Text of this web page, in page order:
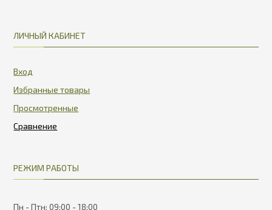
ЛИЧНЫЙ КАБИНЕТ
Вход
Избранные товары
Просмотренные
РЕЖИМ РАБОТЫ
Пн - Птн: 09:00 - 18:00